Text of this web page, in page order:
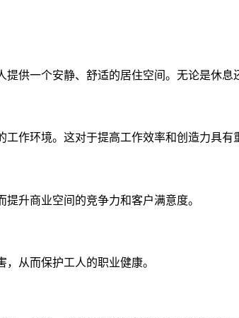
供一个安静、舒适的居住空间。无论是休
作环境。这对于提高工作效率和创造力具有
升商业空间的竞争力和客户满意度。
从而保护工人的职业健康。